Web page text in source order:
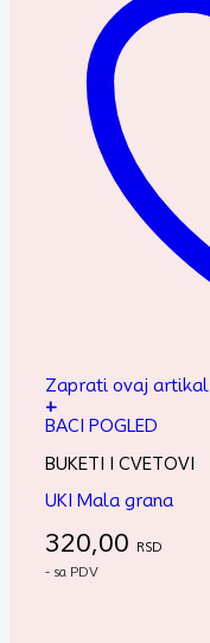
Zaprati ovaj artikal
+
BACI POGLED
BUKETI I CVETOVI
UKI Mala grana
320,00 RSD
- sa PDV